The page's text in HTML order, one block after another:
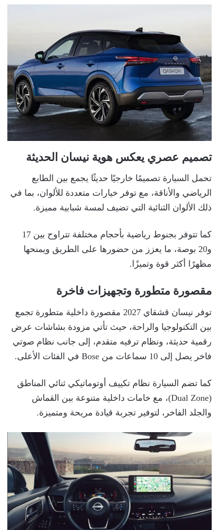
تصميم عصري يعكس هوية نيسان الحديثة
تحمل السيارة تصميمًا خارجيًا حديثًا يجمع بين الطابع
الرياضي والأناقة، مع توفر خيارات متعددة للألوان، بما في
ذلك الألوان الثنائية التي تضيف لمسة شبابية مميزة.
كما تتوفر بجنوط رياضية بأحجام مختلفة تتراوح بين 17
و20 بوصة، ما يعزز من حضورها على الطريق ويمنحها
مظهرًا أكثر قوة وتميزًا.
مقصورة متطورة وتجهيزات فاخرة
توفر نيسان قشقاي 2027 مقصورة داخلية متطورة تجمع
بين التكنولوجيا والراحة، حيث تأتي مزودة بشاشات عرض
رقمية حديثة، ونظام ترفيه متقدم، إلى جانب نظام صوتي
فاخر يصل إلى 10 سماعات من Bose في الفئات الأعلى.
كما تضم السيارة نظام تكييف أوتوماتيكي ثنائي المناطق
(Dual Zone)، مع خامات داخلية متنوعة بين القماش
والجلد الفاخر، لتوفير تجربة قيادة مريحة ومتميزة.